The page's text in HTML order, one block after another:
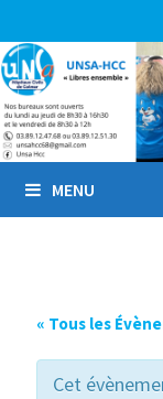
au
contenu
MENU
« Tous les
Cet